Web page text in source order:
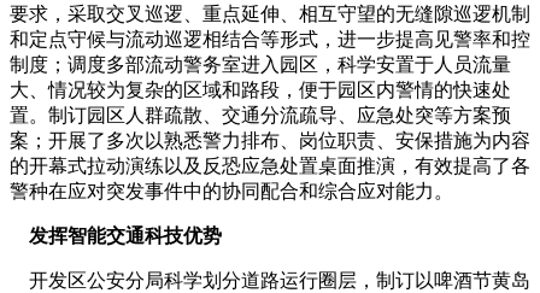
要求，采取交叉巡逻、重点延伸、相互守望的无缝隙巡逻机制
和定点守候与流动巡逻相结合等形式，进一步提高见警率和控
制度；调度多部流动警务室进入园区，科学安置于人员流量
大、情况较为复杂的区域和路段，便于园区内警情的快速处
置。制订园区人群疏散、交通分流疏导、应急处突等方案预
案；开展了多次以熟悉警力排布、岗位职责、安保措施为内容
的开幕式拉动演练以及反恐应急处置桌面推演，有效提高了各
警种在应对突发事件中的协同配合和综合应对能力。
发挥智能交通科技优势
开发区公安分局科学划分道路运行圈层，制订以啤酒节黄岛